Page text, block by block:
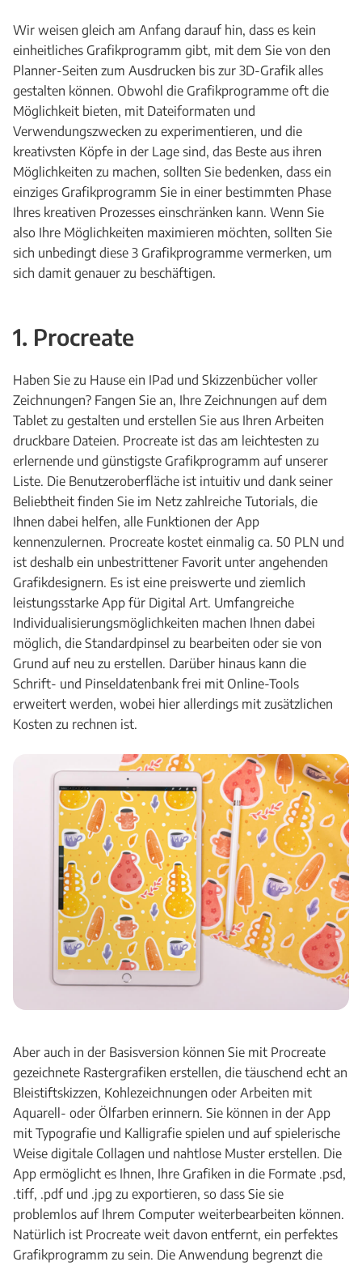
Wir weisen gleich am Anfang darauf hin, dass es kein
einheitliches Grafikprogramm gibt, mit dem Sie von den
Planner-Seiten zum Ausdrucken bis zur 3D-Grafik alles
gestalten können. Obwohl die Grafikprogramme oft die
Möglichkeit bieten, mit Dateiformaten und
Verwendungszwecken zu experimentieren, und die
kreativsten Köpfe in der Lage sind, das Beste aus ihren
Möglichkeiten zu machen, sollten Sie bedenken, dass ein
einziges Grafikprogramm Sie in einer bestimmten Phase
Ihres kreativen Prozesses einschränken kann. Wenn Sie
also Ihre Möglichkeiten maximieren möchten, sollten Sie
sich unbedingt diese 3 Grafikprogramme vermerken, um
sich damit genauer zu beschäftigen.
1. Procreate
Haben Sie zu Hause ein IPad und Skizzenbücher voller
Zeichnungen? Fangen Sie an, Ihre Zeichnungen auf dem
Tablet zu gestalten und erstellen Sie aus Ihren Arbeiten
druckbare Dateien. Procreate ist das am leichtesten zu
erlernende und günstigste Grafikprogramm auf unserer
Liste. Die Benutzeroberfläche ist intuitiv und dank seiner
Beliebtheit finden Sie im Netz zahlreiche Tutorials, die
Ihnen dabei helfen, alle Funktionen der App
kennenzulernen. Procreate kostet einmalig ca. 50 PLN und
ist deshalb ein unbestrittener Favorit unter angehenden
Grafikdesignern. Es ist eine preiswerte und ziemlich
leistungsstarke App für Digital Art. Umfangreiche
Individualisierungsmöglichkeiten machen Ihnen dabei
möglich, die Standardpinsel zu bearbeiten oder sie von
Grund auf neu zu erstellen. Darüber hinaus kann die
Schrift- und Pinseldatenbank frei mit Online-Tools
erweitert werden, wobei hier allerdings mit zusätzlichen
Kosten zu rechnen ist.
Aber auch in der Basisversion können Sie mit Procreate
gezeichnete Rastergrafiken erstellen, die täuschend echt an
Bleistiftskizzen, Kohlezeichnungen oder Arbeiten mit
Aquarell- oder Ölfarben erinnern. Sie können in der App
mit Typografie und Kalligrafie spielen und auf spielerische
Weise digitale Collagen und nahtlose Muster erstellen. Die
App ermöglicht es Ihnen, Ihre Grafiken in die Formate .psd,
.tiff, .pdf und .jpg zu exportieren, so dass Sie sie
problemlos auf Ihrem Computer weiterbearbeiten können.
Natürlich ist Procreate weit davon entfernt, ein perfektes
Grafikprogramm zu sein. Die Anwendung begrenzt die